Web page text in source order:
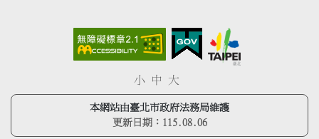
小 中 大
本網站由臺北市政府法務局維護
更新日期： 115.08.06